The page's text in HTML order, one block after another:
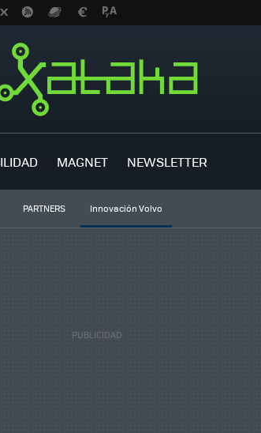
MAGNET NEWSLETTER
PARTNERS Innovación Volvo